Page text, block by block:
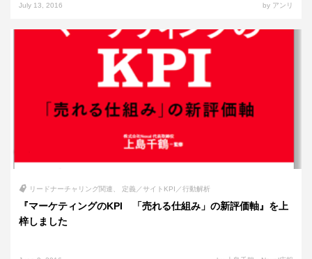
July 13, 2016 by アンリ
リードナーチャリング関連 定義／サイトKPI／行動解析
『マーケティングのKPI 「売れる仕組み」の新評価軸』を上
梓しました